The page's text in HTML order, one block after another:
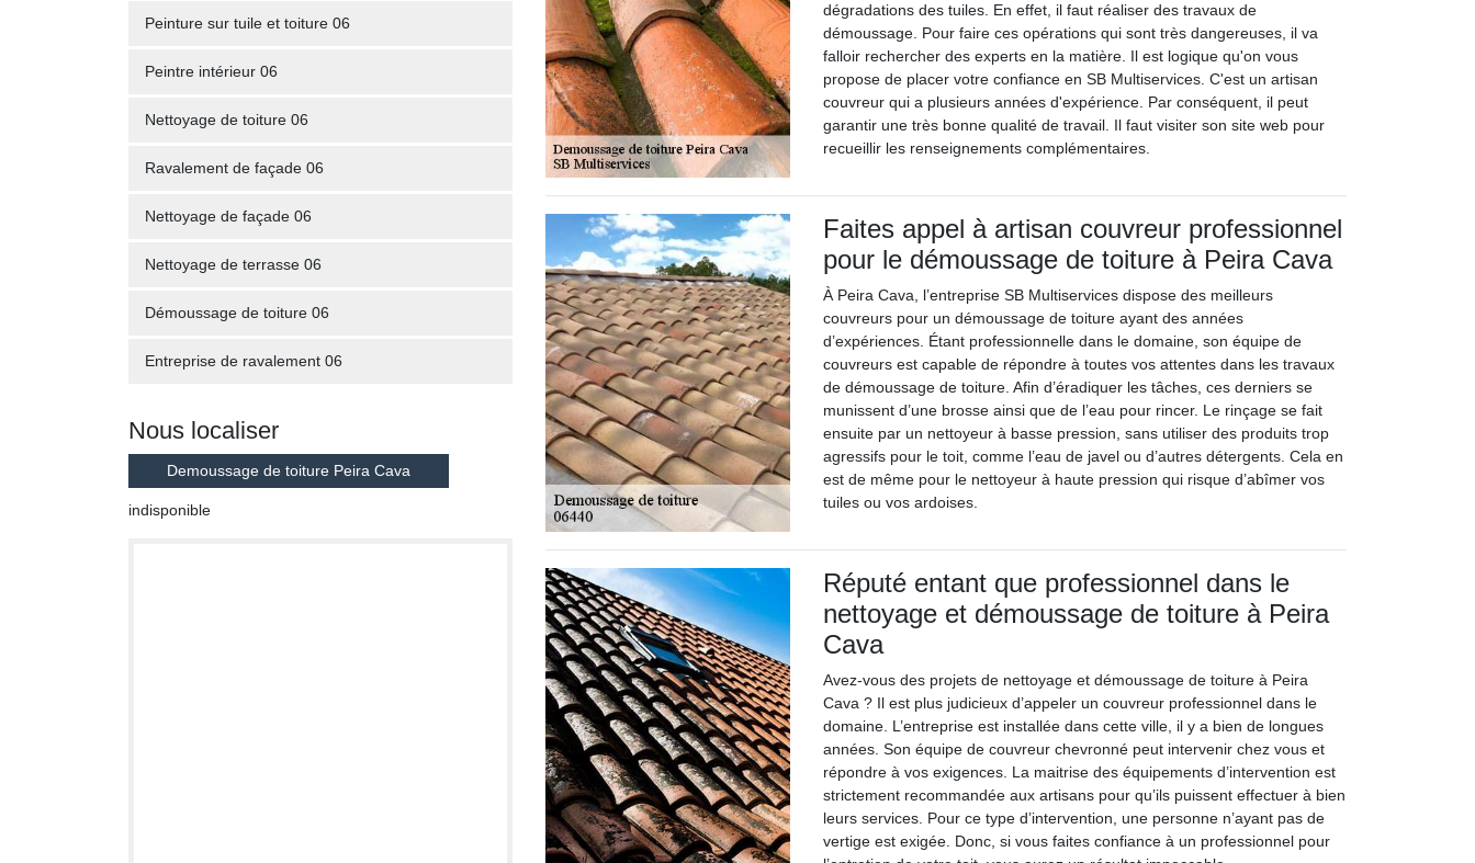
Peinture sur tuile et toiture 06
Peintre intérieur 06
Nettoyage de toiture 06
Ravalement de façade 06
Nettoyage de façade 06
Nettoyage de terrasse 06
Démoussage de toiture 06
Entreprise de ravalement 06
Nous localiser
Demoussage de toiture Peira Cava
indisponible
dégradations des tuiles. En effet, il faut réaliser des travaux de
démoussage. Pour faire ces opérations qui sont très dangereuses, il va
falloir rechercher des experts en la matière. Il est logique qu'on vous
propose de placer votre confiance en SB Multiservices. C'est un artisan
couvreur qui a plusieurs années d'expérience. Par conséquent, il peut
garantir une très bonne qualité de travail. Il faut visiter son site web pour
recueillir les renseignements complémentaires.
Faites appel à artisan couvreur professionnel
pour le démoussage de toiture à Peira Cava
À Peira Cava, l’entreprise SB Multiservices dispose des meilleurs
couvreurs pour un démoussage de toiture ayant des années
d’expériences. Étant professionnelle dans le domaine, son équipe de
couvreurs est capable de répondre à toutes vos attentes dans les travaux
de démoussage de toiture. Afin d’éradiquer les tâches, ces derniers se
munissent d’une brosse ainsi que de l’eau pour rincer. Le rinçage se fait
ensuite par un nettoyeur à basse pression, sans utiliser des produits trop
agressifs pour le toit, comme l’eau de javel ou d’autres détergents. Cela en
est de même pour le nettoyeur à haute pression qui risque d’abîmer vos
tuiles ou vos ardoises.
Réputé entant que professionnel dans le
nettoyage et démoussage de toiture à Peira
Cava
Avez-vous des projets de nettoyage et démoussage de toiture à Peira
Cava ? Il est plus judicieux d’appeler un couvreur professionnel dans le
domaine. L’entreprise est installée dans cette ville, il y a bien de longues
années. Son équipe de couvreur chevronné peut intervenir chez vous et
répondre à vos exigences. La maitrise des équipements d’intervention est
strictement recommandée aux artisans pour qu’ils puissent effectuer à bien
leurs services. Pour ce type d’intervention, une personne n’ayant pas de
vertige est exigée. Donc, si vous faites confiance à un professionnel pour